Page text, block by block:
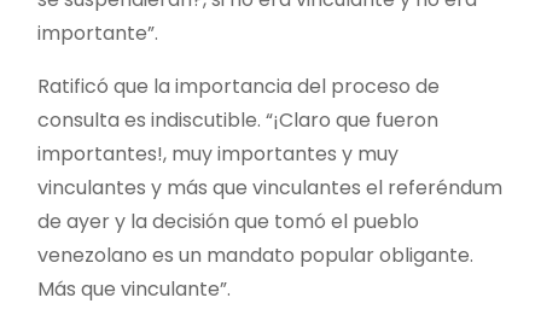
importante”.
Ratificó que la importancia del proceso de
consulta es indiscutible. “¡Claro que fueron
importantes!, muy importantes y muy
vinculantes y más que vinculantes el referéndum
de ayer y la decisión que tomó el pueblo
venezolano es un mandato popular obligante.
Más que vinculante”.